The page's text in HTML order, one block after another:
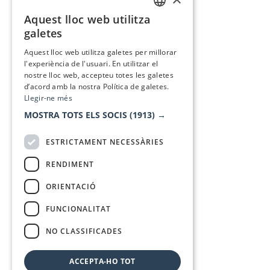
Aquest lloc web utilitza
galetes
Aquest lloc web utilitza galetes per millorar
l'experiència de l'usuari. En utilitzar el
nostre lloc web, accepteu totes les galetes
d’acord amb la nostra Política de galetes.
Llegir-ne més
MOSTRA TOTS ELS SOCIS (1913) →
ESTRICTAMENT NECESSÀRIES
RENDIMENT
ORIENTACIÓ
FUNCIONALITAT
NO CLASSIFICADES
ACCEPTA-HO TOT